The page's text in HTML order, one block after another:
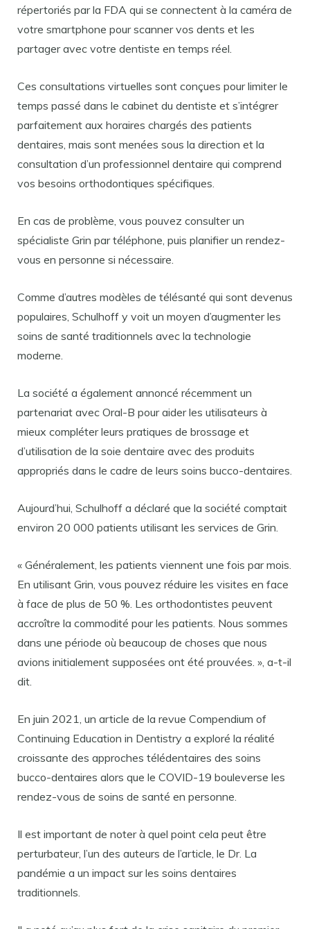
répertoriés par la FDA qui se connectent à la caméra de
votre smartphone pour scanner vos dents et les
partager avec votre dentiste en temps réel.
Ces consultations virtuelles sont conçues pour limiter le
temps passé dans le cabinet du dentiste et s’intégrer
parfaitement aux horaires chargés des patients
dentaires, mais sont menées sous la direction et la
consultation d’un professionnel dentaire qui comprend
vos besoins orthodontiques spécifiques.
En cas de problème, vous pouvez consulter un
spécialiste Grin par téléphone, puis planifier un rendez-
vous en personne si nécessaire.
Comme d’autres modèles de télésanté qui sont devenus
populaires, Schulhoff y voit un moyen d’augmenter les
soins de santé traditionnels avec la technologie
moderne.
La société a également annoncé récemment un
partenariat avec Oral-B pour aider les utilisateurs à
mieux compléter leurs pratiques de brossage et
d’utilisation de la soie dentaire avec des produits
appropriés dans le cadre de leurs soins bucco-dentaires.
Aujourd’hui, Schulhoff a déclaré que la société comptait
environ 20 000 patients utilisant les services de Grin.
« Généralement, les patients viennent une fois par mois.
En utilisant Grin, vous pouvez réduire les visites en face
à face de plus de 50 %. Les orthodontistes peuvent
accroître la commodité pour les patients. Nous sommes
dans une période où beaucoup de choses que nous
avions initialement supposées ont été prouvées. », a-t-il
dit.
En juin 2021, un article de la revue Compendium of
Continuing Education in Dentistry a exploré la réalité
croissante des approches télédentaires des soins
bucco-dentaires alors que le COVID-19 bouleverse les
rendez-vous de soins de santé en personne.
Il est important de noter à quel point cela peut être
perturbateur, l’un des auteurs de l’article, le Dr. La
pandémie a un impact sur les soins dentaires
traditionnels.